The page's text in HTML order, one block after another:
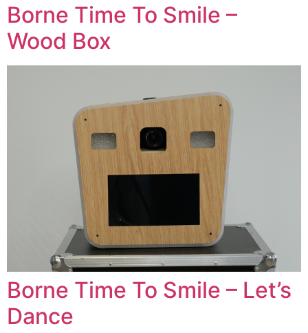
Borne Time To Smile –
Wood Box
Borne Time To Smile – Let’s
Dance